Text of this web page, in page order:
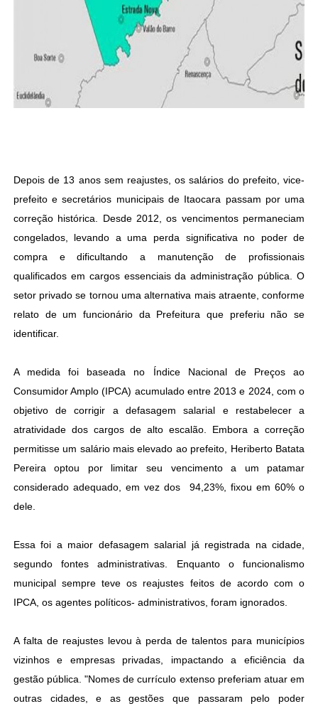
Depois de 13 anos sem reajustes, os salários do prefeito, vice-
prefeito e secretários municipais de Itaocara passam por uma
correção histórica. Desde 2012, os vencimentos permaneciam
congelados, levando a uma perda significativa no poder de
compra e dificultando a manutenção de profissionais
qualificados em cargos essenciais da administração pública. O
setor privado se tornou uma alternativa mais atraente, conforme
relato de um funcionário da Prefeitura que preferiu não se
identificar.
A medida foi baseada no Índice Nacional de Preços ao
Consumidor Amplo (IPCA) acumulado entre 2013 e 2024, com o
objetivo de corrigir a defasagem salarial e restabelecer a
atratividade dos cargos de alto escalão. Embora a correção
permitisse um salário mais elevado ao prefeito, Heriberto Batata
Pereira optou por limitar seu vencimento a um patamar
considerado adequado, em vez dos 94,23%, fixou em 60% o
dele.
Essa foi a maior defasagem salarial já registrada na cidade,
segundo fontes administrativas. Enquanto o funcionalismo
municipal sempre teve os reajustes feitos de acordo com o
IPCA, os agentes políticos- administrativos, foram ignorados.
A falta de reajustes levou à perda de talentos para municípios
vizinhos e empresas privadas, impactando a eficiência da
gestão pública. "Nomes de currículo extenso preferiam atuar em
outras cidades, e as gestões que passaram pelo poder